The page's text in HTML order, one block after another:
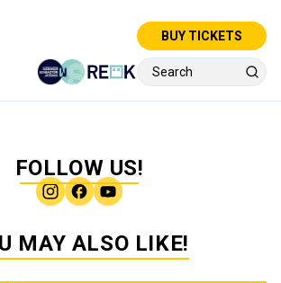
BUY TICKETS
FOLLOW US!
MAY ALSO LIKE!